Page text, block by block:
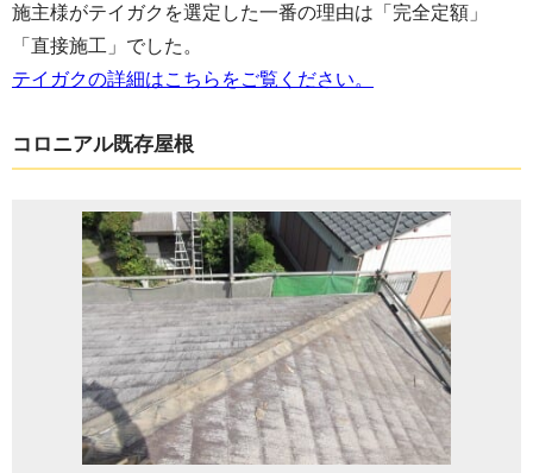
施主様がテイガクを選定した一番の理由は「完全定額」
「直接施工」でした。
テイガクの詳細はこちらをご覧ください。
コロニアル既存屋根